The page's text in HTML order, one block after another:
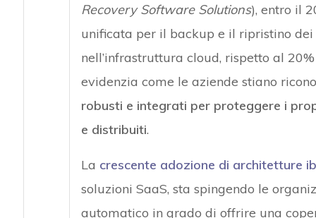
Recovery Software Solutions), entro il
unificata per il backup e il ripristino
nell’infrastruttura cloud, rispetto al
evidenzia come le aziende stiano
robusti e integrati per proteggere i
e distribuiti.
La crescente adozione di architetture
soluzioni SaaS, sta spingendo le
automatico in grado di offrire una